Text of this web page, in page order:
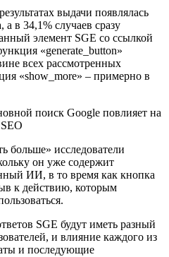
выдачи появлялась
в 34,1% случаев сразу
элемент SGE со ссылкой
«generate_button»
всех рассмотренных
«show_more» – примерно в
больше» исследователи
он уже содержит
ИИ, в то время как кнопка
к действию, которым
SGE будут иметь разный
и влияние каждого из
и последующие